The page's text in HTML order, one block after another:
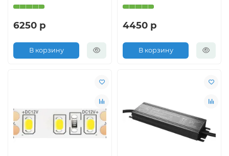
6250 р
В корзину
4450 р
В корзину